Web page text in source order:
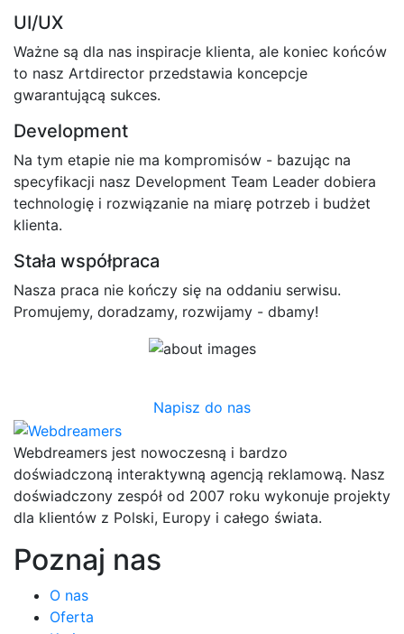
UI/UX
Ważne są dla nas inspiracje klienta, ale koniec końców
to nasz Artdirector przedstawia koncepcje
gwarantującą sukces.
Development
Na tym etapie nie ma kompromisów - bazując na
specyfikacji nasz Development Team Leader dobiera
technologię i rozwiązanie na miarę potrzeb i budżet
klienta.
Stała współpraca
Nasza praca nie kończy się na oddaniu serwisu.
Promujemy, doradzamy, rozwijamy - dbamy!
Napisz do nas
Webdreamers jest nowoczesną i bardzo
doświadczoną interaktywną agencją reklamową. Nasz
doświadczony zespół od 2007 roku wykonuje projekty
dla klientów z Polski, Europy i całego świata.
Poznaj nas
O nas
Oferta